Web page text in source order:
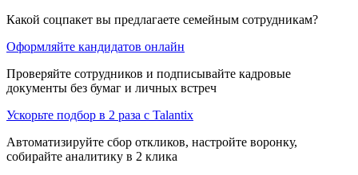
Какой соцпакет вы предлагаете семейным сотрудникам?
Оформляйте кандидатов онлайн
Проверяйте сотрудников и подписывайте кадровые
документы без бумаг и личных встреч
Ускорьте подбор в 2 раза с Talantix
Автоматизируйте сбор откликов, настройте воронку,
собирайте аналитику в 2 клика